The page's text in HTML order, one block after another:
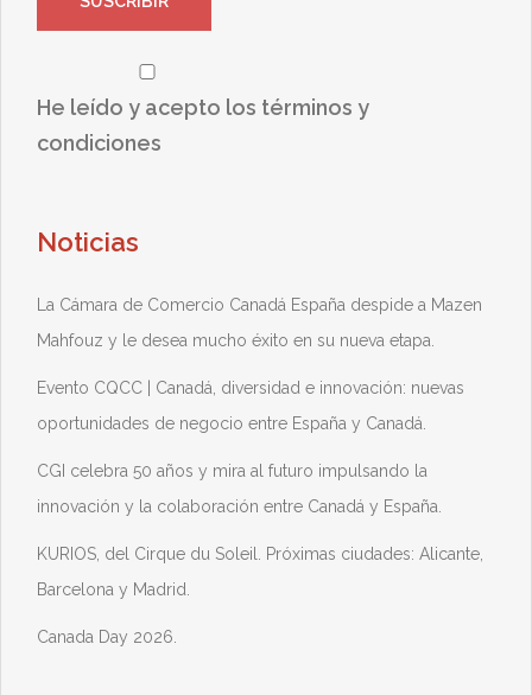
He leído y acepto los términos y
condiciones
Noticias
La Cámara de Comercio Canadá España despide a Mazen
Mahfouz y le desea mucho éxito en su nueva etapa.
Evento CQCC | Canadá, diversidad e innovación: nuevas
oportunidades de negocio entre España y Canadá.
CGI celebra 50 años y mira al futuro impulsando la
innovación y la colaboración entre Canadá y España.
KURIOS, del Cirque du Soleil. Próximas ciudades: Alicante,
Barcelona y Madrid.
Canada Day 2026.